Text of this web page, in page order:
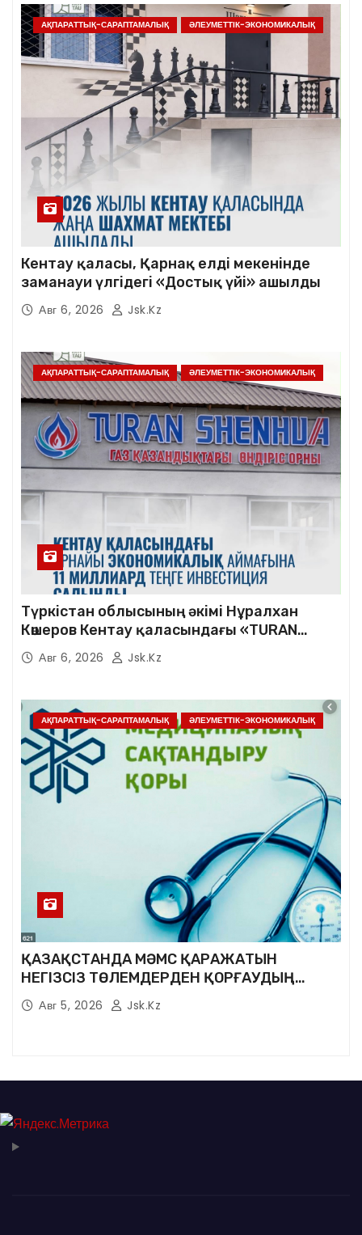
АҚПАРАТТЫҚ-САРАПТАМАЛЫҚ ӘЛЕУМЕТТІК-ЭКОНОМИКАЛЫҚ
Кентау қаласы, Қарнақ елді мекенінде
заманауи үлгідегі «Достық үйі» ашылды
Авг 6, 2026 Jsk.kz
АҚПАРАТТЫҚ-САРАПТАМАЛЫҚ ӘЛЕУМЕТТІК-ЭКОНОМИКАЛЫҚ
Түркістан облысының әкімі Нұралхан
Көшеров Кентау қаласындағы «TURAN
SHENHUA» зауытының жұмысымен
танысты
Авг 6, 2026 Jsk.kz
АҚПАРАТТЫҚ-САРАПТАМАЛЫҚ ӘЛЕУМЕТТІК-ЭКОНОМИКАЛЫҚ
ҚАЗАҚСТАНДА МӘМС ҚАРАЖАТЫН
НЕГІЗСІЗ ТӨЛЕМДЕРДЕН ҚОРҒАУДЫҢ
ЖАҢА ЖҮЙЕСІ ҚҰРЫЛУДА
Авг 5, 2026 Jsk.kz